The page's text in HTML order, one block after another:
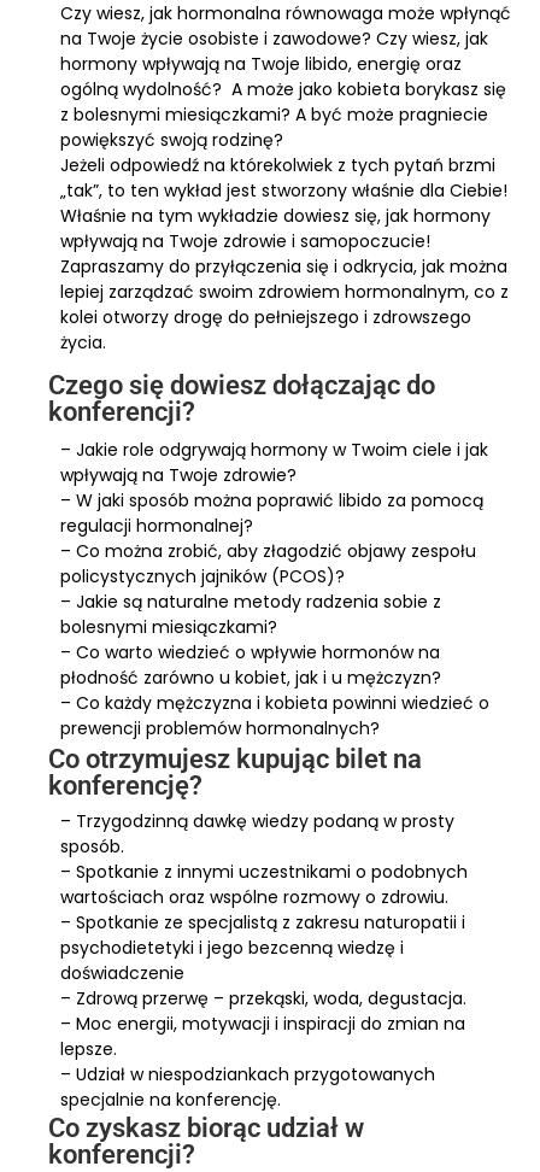
Czy wiesz, jak hormonalna równowaga może wpłynąć
na Twoje życie osobiste i zawodowe? Czy wiesz, jak
hormony wpływają na Twoje libido, energię oraz
ogólną wydolność? A może jako kobieta borykasz się
z bolesnymi miesiączkami? A być może pragniecie
powiększyć swoją rodzinę?
Jeżeli odpowiedź na którekolwiek z tych pytań brzmi
„tak”, to ten wykład jest stworzony właśnie dla Ciebie!
Właśnie na tym wykładzie dowiesz się, jak hormony
wpływają na Twoje zdrowie i samopoczucie!
Zapraszamy do przyłączenia się i odkrycia, jak można
lepiej zarządzać swoim zdrowiem hormonalnym, co z
kolei otworzy drogę do pełniejszego i zdrowszego
życia.
Czego się dowiesz dołączając do
konferencji?
– Jakie role odgrywają hormony w Twoim ciele i jak
wpływają na Twoje zdrowie?
– W jaki sposób można poprawić libido za pomocą
regulacji hormonalnej?
– Co można zrobić, aby złagodzić objawy zespołu
policystycznych jajników (PCOS)?
– Jakie są naturalne metody radzenia sobie z
bolesnymi miesiączkami?
– Co warto wiedzieć o wpływie hormonów na
płodność zarówno u kobiet, jak i u mężczyzn?
– Co każdy mężczyzna i kobieta powinni wiedzieć o
prewencji problemów hormonalnych?
Co otrzymujesz kupując bilet na
konferencję?
– Trzygodzinną dawkę wiedzy podaną w prosty
sposób.
– Spotkanie z innymi uczestnikami o podobnych
wartościach oraz wspólne rozmowy o zdrowiu.
– Spotkanie ze specjalistą z zakresu naturopatii i
psychodietetyki i jego bezcenną wiedzę i
doświadczenie
– Zdrową przerwę – przekąski, woda, degustacja.
– Moc energii, motywacji i inspiracji do zmian na
lepsze.
– Udział w niespodziankach przygotowanych
specjalnie na konferencję.
Co zyskasz biorąc udział w
konferencji?